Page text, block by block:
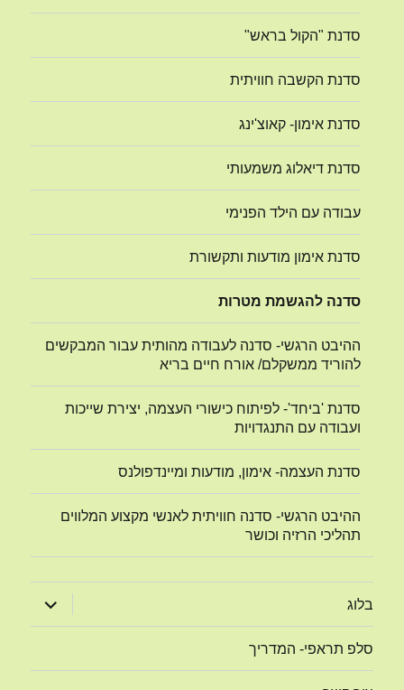
סדנת "הקול בראש"
סדנת הקשבה חוויתית
סדנת אימון- קאוצ'ינג
סדנת דיאלוג משמעותי
עבודה עם הילד הפנימי
סדנת אימון מודעות ותקשורת
סדנה להגשמת מטרות
ההיבט הרגשי- סדנה לעבודה מהותית עבור המבקשים
להוריד ממשקלם/ אורח חיים בריא
סדנת 'ביחד'- לפיתוח כישורי העצמה, יצירת שייכות
ועבודה עם התנגדויות
סדנת העצמה- אימון, מודעות ומיינדפולנס
ההיבט הרגשי- סדנה חוויתית לאנשי מקצוע המלווים
תהליכי הרזיה וכושר
בלוג
הצג
תפריט
סלפ תראפי- המדריך